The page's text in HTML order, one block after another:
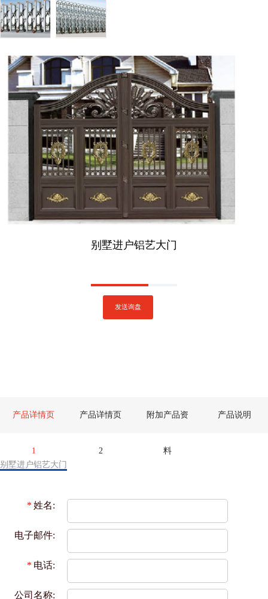
别墅进户铝艺大门
发送询盘
产品详情页
1
产品详情页
2
附加产品资
料
产品说明
别墅进户铝艺大门
* 姓名:
电子邮件:
* 电话:
公司名称: